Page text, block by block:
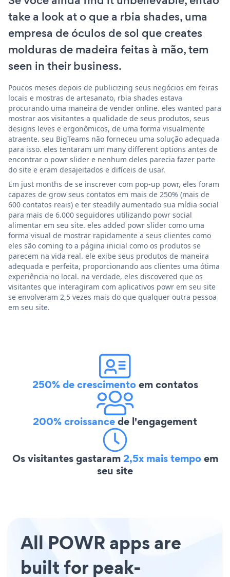
take a look at o que a rbia shades, uma
empresa de óculos de sol que creates
molduras de madeira feitas à mão, tem
seen in their business.
Poucos meses depois de publicizing seus negócios em feiras
locais e mostras de artesanato, rbia shades estava
procurando uma maneira de vender online. eles wanted para
mostrar aos visitantes a qualidade de seus produtos, seus
designs leves e ergonômicos, de uma forma visualmente
atraente. seu BigTeams não forneceu uma solução adequada
para isso. eles tentaram um many different options antes de
encontrar o powr slider e nenhum deles parecia fazer parte
do site e eram desajeitados e difíceis de usar.
Em just months de se inscrever com pop-up powr, eles foram
capazes de grow seus contatos em mais de 250% (mais de
600 contatos reais) e ter steadily aumentado sua mídia social
para mais de 6.000 seguidores utilizando powr social
alimentar em seu site. eles added powr slider como uma
forma visual de mostrar rapidamente a seus clientes como
eles são coming to a página inicial como os produtos se
parecem na vida real. ele exibe seus produtos de maneira
adequada e perfeita, proporcionando aos clientes uma ótima
experiência no local. na verdade, eles discovered que os
visitantes que interagiram com aplicativos powr em seu site
se envolveram 2,5 vezes mais do que qualquer outra pessoa
em seu site.
250% de crescimentoem contatos
200% croissancede l'engagement
Os visitantes gastaram2,5x mais tempoem
seu site
All POWR apps are
built for peak-